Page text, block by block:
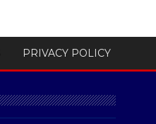
PRIVACY POLICY